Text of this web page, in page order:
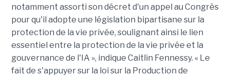
notamment assorti son décret d'un appel au Congrès
pour qu'il adopte une législation bipartisane sur la
protection de la vie privée, soulignant ainsi le lien
essentiel entre la protection de la vie privée et la
gouvernance de l'IA », indique Caitlin Fennessy. « Le
fait de s'appuyer sur la loi sur la Production de